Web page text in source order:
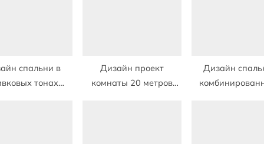
спальни в
тонах
Дизайн проект
комнаты 20 метров
Дизайн